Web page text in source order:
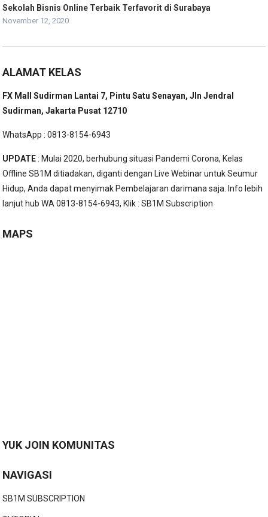
Sekolah Bisnis Online Terbaik Terfavorit di Surabaya
November 12, 2020
ALAMAT KELAS
FX Mall Sudirman Lantai 7, Pintu Satu Senayan, Jln Jendral
Sudirman, Jakarta Pusat 12710
WhatsApp : 0813-8154-6943
UPDATE: Mulai 2020, berhubung situasi Pandemi Corona, Kelas
Offline SB1M ditiadakan, diganti dengan Live Webinar untuk Seumur
Hidup, Anda dapat menyimak Pembelajaran darimana saja. Info lebih
lanjut hub WA 0813-8154-6943, Klik :SB1M Subscription
MAPS
YUK JOIN KOMUNITAS
NAVIGASI
SB1M SUBSCRIPTION